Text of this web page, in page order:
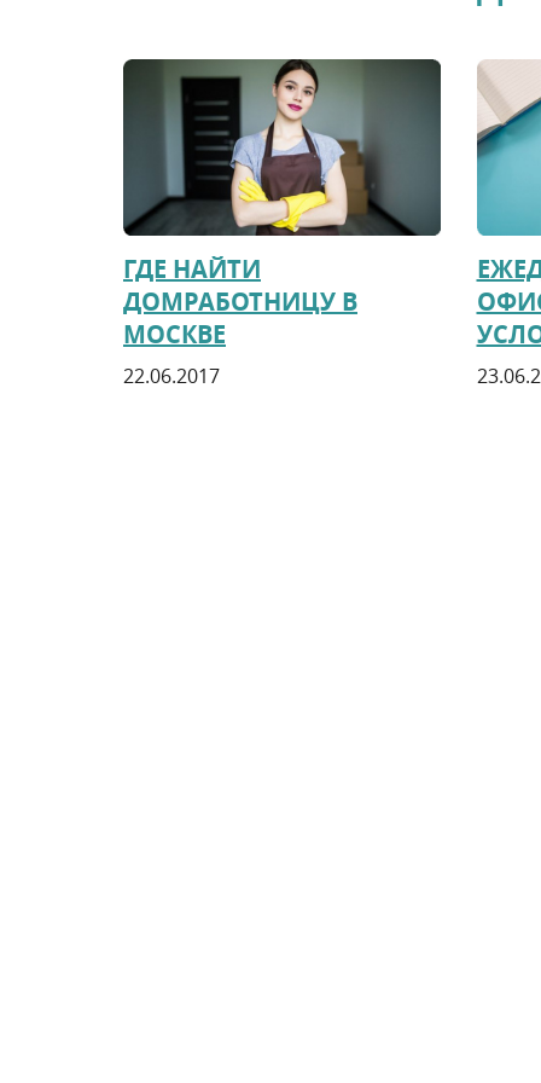
ГДЕ НАЙТИ
ДОМРАБОТНИЦУ В
МОСКВЕ
22.06.2017